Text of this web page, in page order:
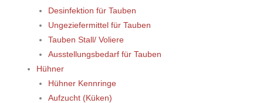
Desinfektion für Tauben
Ungeziefermittel für Tauben
Tauben Stall/ Voliere
Ausstellungsbedarf für Tauben
Hühner
Hühner Kennringe
Aufzucht (Küken)